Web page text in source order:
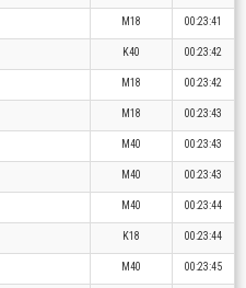
M18 00:23:41
K40 00:23:42
M18 00:23:42
M18 00:23:43
M40 00:23:43
M40 00:23:43
M40 00:23:44
K18 00:23:44
M40 00:23:45